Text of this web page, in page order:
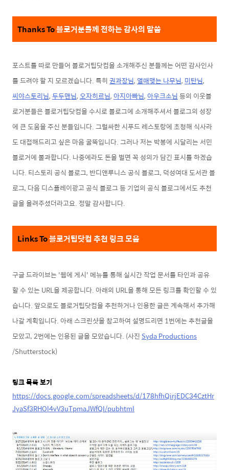
Thanks To블로거분들께 전하는감사의 말씀
포스트를 따로 만들어 블로거팁닷컴을 소개해주신 분들께는 어떤 감사인사
를 드려야 할 지 모르겠습니다.특히권과장님, 열매맺는 나무님, 미탄님,
씨야스토리님,두두맨님,오자히르님, 아지아빠님, 아우크소님등의 이웃블
로거분들은 블로거팁닷컴을 수시로 블로그에 소개해주셔서 블로그의 성장
에 큰 도움을 주신 분들입니다. 그럴싸한 시푸드 레스토랑에 초청해 식사라
도 대접해드리고 싶은 마음 굴뚝입니다. 그러나 저는 박봉에 시달리는 서민
블로거에 불과합니다. 나중에라도 돈을 벌면 꼭 성의가 담긴표시를 하겠습
니다. 티스토리 공식 블로그, 반디앤루니스 공식 블로그, 덕성여대 도서관 블
로그, 다음 디스플레이광고 공식 블로그 등 기업의 공식 블로그에서도추천
글을 올려주셨더라고요. 정말 감사합니다.
Links To블로거팁닷컴 추천 링크 모음
구글 드라이브는 '웹에 게시' 메뉴를 통해 실시간 작업 문서를 타인과 공유
할 수 있는 URL을 제공합니다. 아래의 URL을 통해 모든 링크를 확인할 수 있
습니다. 앞으로도 블로거팁닷컴을 추천하거나 인용한 글은 계속해서 추가해
나갈 계획입니다. 아래 스크린샷을 참고하여 설명드리면 1번에는 추천글을
모았고, 2번에는 인용된 글을 모았습니다. (사진Syda Productions
/Shutterstock)
링크 목록 보기
https://docs.google.com/spreadsheets/d/178hfhQirjEDC34CztHr
JyaSf3RHOl4vV3uTpmaJWfQI/pubhtml